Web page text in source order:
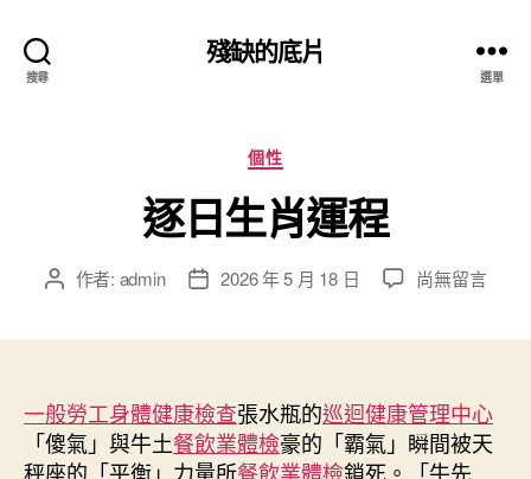
搜尋
殘缺的底片
選單
分
類
個性
逐日生肖運程
文 作者: admin
文
期
2026 年 5 月 18 日
在
運
程〉
中
尚無留言
一般勞工身體健康檢查張水瓶的巡迴健康管理中心
「傻氣」與牛土餐飲業體檢豪的「霸氣」瞬間被天
秤座的「平衡」力量所餐飲業體檢鎖死。「牛先